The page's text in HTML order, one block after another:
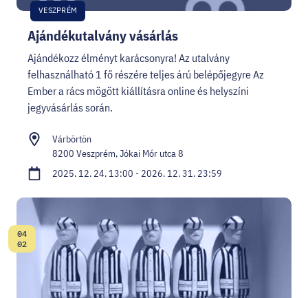
Ajándékutalvány vásárlás
VESZPRÉM
Ajándékozz élményt karácsonyra! Az utalvány
felhasználható 1 fő részére teljes árú belépőjegyre Az
Ember a rács mögött kiállításra online és helyszíni
jegyvásárlás során.
Várbörtön
8200 Veszprém, Jókai Mór utca 8
2025. 12. 24. 13:00 - 2026. 12. 31. 23:59
Dátum:
04
02